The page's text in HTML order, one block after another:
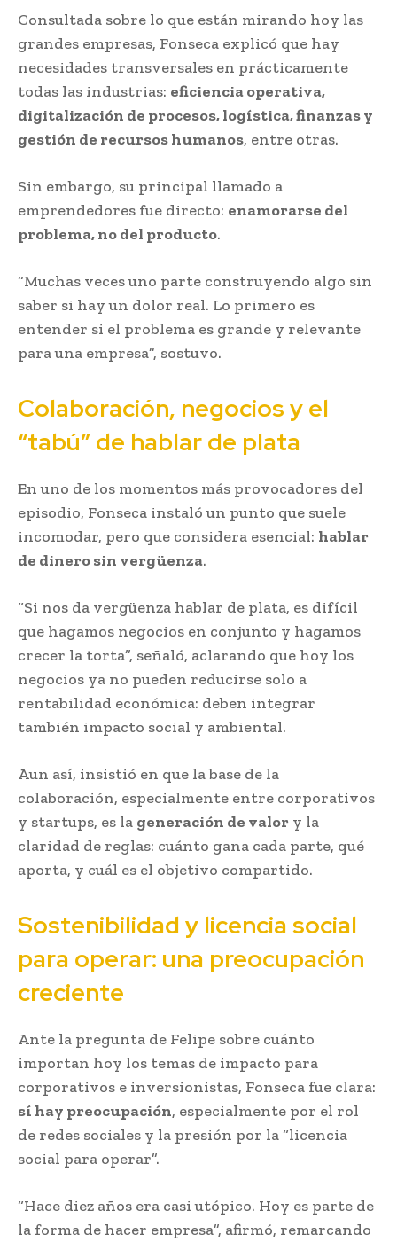
Consultada sobre lo que están mirando hoy las
grandes empresas, Fonseca explicó que hay
necesidades transversales en prácticamente
todas las industrias: eficiencia operativa,
digitalización de procesos, logística, finanzas y
gestión de recursos humanos, entre otras.
Sin embargo, su principal llamado a
emprendedores fue directo: enamorarse del
problema, no del producto.
“Muchas veces uno parte construyendo algo sin
saber si hay un dolor real. Lo primero es
entender si el problema es grande y relevante
para una empresa”, sostuvo.
Colaboración, negocios y el
“tabú” de hablar de plata
En uno de los momentos más provocadores del
episodio, Fonseca instaló un punto que suele
incomodar, pero que considera esencial: hablar
de dinero sin vergüenza.
“Si nos da vergüenza hablar de plata, es difícil
que hagamos negocios en conjunto y hagamos
crecer la torta”, señaló, aclarando que hoy los
negocios ya no pueden reducirse solo a
rentabilidad económica: deben integrar
también impacto social y ambiental.
Aun así, insistió en que la base de la
colaboración, especialmente entre corporativos
y startups, es la generación de valor y la
claridad de reglas: cuánto gana cada parte, qué
aporta, y cuál es el objetivo compartido.
Sostenibilidad y licencia social
para operar: una preocupación
creciente
Ante la pregunta de Felipe sobre cuánto
importan hoy los temas de impacto para
corporativos e inversionistas, Fonseca fue clara:
sí hay preocupación, especialmente por el rol
de redes sociales y la presión por la “licencia
social para operar”.
“Hace diez años era casi utópico. Hoy es parte de
la forma de hacer empresa”, afirmó, remarcando